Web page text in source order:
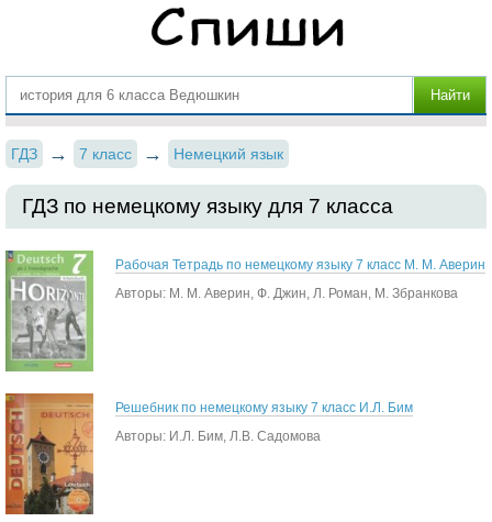
ГДЗ 7 класс Немецкий язык
ГДЗ по немецкому языку для 7 класса
Рабочая Тетрадь по немецкому языку 7 класс М. М. Аверин
Авторы: М. М. Аверин, Ф. Джин, Л. Роман, М. Збранкова
Решебник по немецкому языку 7 класс И.Л. Бим
Авторы: И.Л. Бим, Л.В. Садомова